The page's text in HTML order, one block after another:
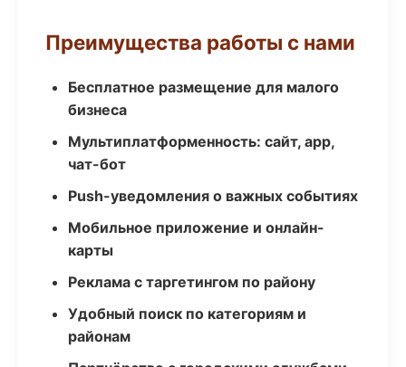
Преимущества работы с нами
Бесплатное размещение для малого
бизнеса
Мультиплатформенность: сайт, app,
чат-бот
Push-уведомления о важных событиях
Мобильное приложение и онлайн-
карты
Реклама с таргетингом по району
Удобный поиск по категориям и
районам